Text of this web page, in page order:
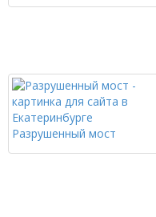
Разрушенный мост